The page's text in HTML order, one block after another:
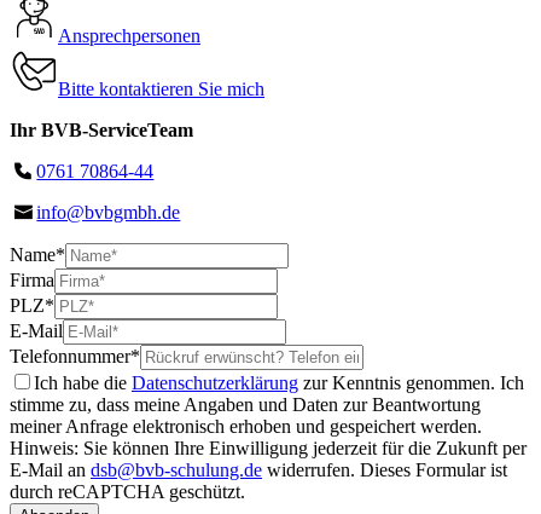
Ansprechpersonen
Bitte kontaktieren Sie mich
Ihr BVB-ServiceTeam
0761 70864-44
info@bvbgmbh.de
Name*
Firma
PLZ*
E-Mail
Telefonnummer*
Ich habe die Datenschutzerklärung zur Kenntnis genommen. Ich
stimme zu, dass meine Angaben und Daten zur Beantwortung
meiner Anfrage elektronisch erhoben und gespeichert werden.
Hinweis: Sie können Ihre Einwilligung jederzeit für die Zukunft per
E-Mail an dsb@bvb-schulung.de widerrufen. Dieses Formular ist
durch reCAPTCHA geschützt.